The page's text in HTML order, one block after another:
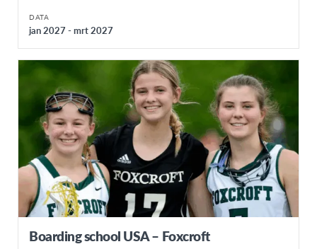
DATA
jan 2027 - mrt 2027
Boarding school USA – Foxcroft